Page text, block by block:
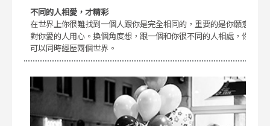
不同的人相愛，才精彩
在世界上你很難找到一個人跟你是完全相同的，重要的是你願意
對你愛的人用心。換個角度想，跟一個和你很不同的人相處，你
可以同時經歷兩個世界。